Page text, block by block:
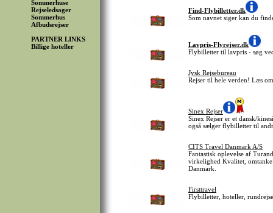
Sommerhuse
Rejseledsager
Sommerhus
Afbudsrejser
PARTNER LINKS
Billige hoteller
Find-Flybilletter.dk
Som navnet siger kan du
Lavpris-Flyrejser.dk
Flybilletter til lavpris - søg
Jysk Rejsebureau
Rejser til hele verden! Læs
Sinex Rejser
Sinex Rejser er et dansk/
også sælger flybilletter til
CITS Travel Danmark A/S
Fantastisk oplevelse af
virkelighed Kvalitet,
Danmark.
Firsttravel
Flybilletter, hoteller,